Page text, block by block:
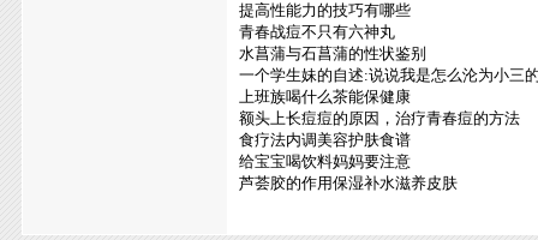
提高性能力的技巧有哪些
青春战痘不只有六神丸
水菖蒲与石菖蒲的性状鉴别
一个学生妹的自述:说说我是怎么沦为小三
上班族喝什么茶能保健康
额头上长痘痘的原因，治疗青春痘的方法
食疗法内调美容护肤食谱
给宝宝喝饮料妈妈要注意
芦荟胶的作用保湿补水滋养皮肤